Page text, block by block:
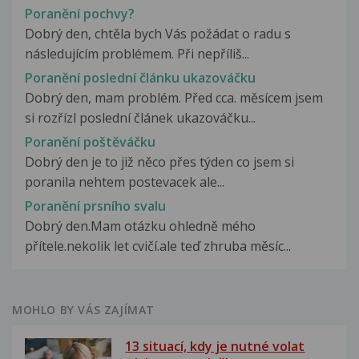
Poranění pochvy?
Dobrý den, chtěla bych Vás požádat o radu s
následujícím problémem. Při nepříliš...
Poranění poslední článku ukazováčku
Dobrý den, mam problém. Před cca. měsícem jsem
si rozřízl poslední článek ukazováčku...
Poranění poštěváčku
Dobrý den je to již něco přes týden co jsem si
poranila nehtem postevacek ale...
Poranění prsního svalu
Dobrý den.Mam otázku ohledně mého
přítele.nekolik let cvičí.ale teď zhruba měsíc...
MOHLO BY VÁS ZAJÍMAT
13 situací, kdy je nutné volat